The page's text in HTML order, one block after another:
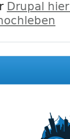
Drupal hier